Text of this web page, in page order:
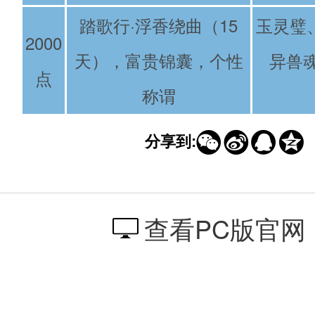
2000
点
踏歌行·浮香绕曲（15
天），富贵锦囊，个性
称谓
玉灵璧
异兽
分享到:
查看PC版官网